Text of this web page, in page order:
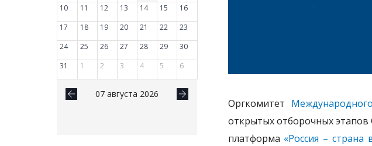
10
11 12 13 14 15
16
17
18 19 20 21 22
23
24
25 26 27 28 29
30
31
1 2 3 4 5 6
07 августа 2026
Оргкомитет
открытых отборочных этапов
платформа «Россия – страна